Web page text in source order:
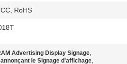
RoHS
Advertising Display Signage,
annonçant le Signage d'affichage,